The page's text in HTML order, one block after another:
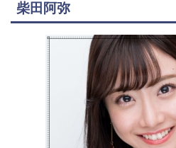
柴田阿弥